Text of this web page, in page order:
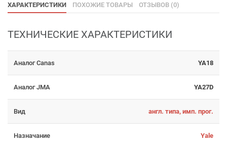
ХАРАКТЕРИСТИКИ ПОХОЖИЕ ТОВАРЫ ОТЗЫВОВ (0)
ТЕХНИЧЕСКИЕ ХАРАКТЕРИСТИКИ
Аналог Canas YA18
Аналог JMA YA27D
Вид англ. типа, имп. прог.
Назначание Yale